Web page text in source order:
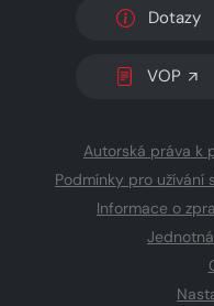
Dotazy
VOP
Autorská práva k
Podmínky pro užívání
Informace o